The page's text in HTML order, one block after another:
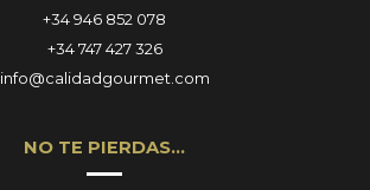
+34 946 852 078
+34 747 427 326
info@calidadgourmet.com
NO TE PIERDAS…